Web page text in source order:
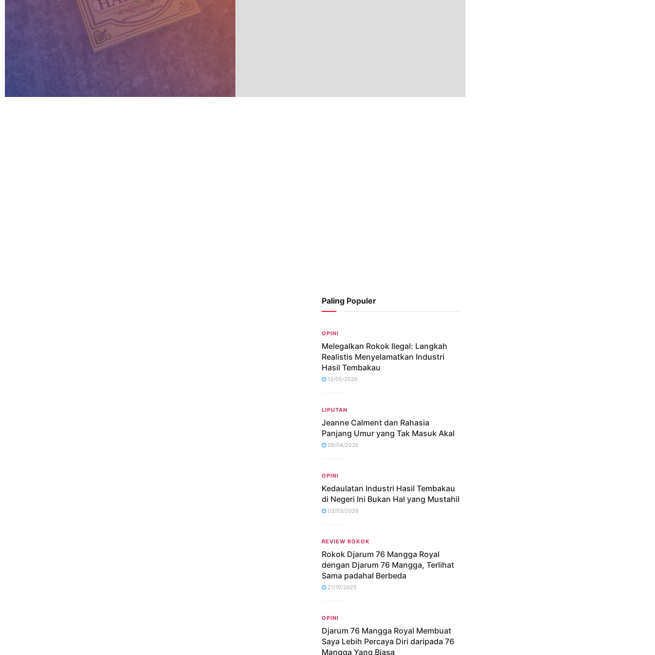
Paling Populer
OPINI
Melegalkan Rokok Ilegal: Langkah
Realistis Menyelamatkan Industri
Hasil Tembakau
13/05/2026
LIPUTAN
Jeanne Calment dan Rahasia
Panjang Umur yang Tak Masuk Akal
09/04/2026
OPINI
Kedaulatan Industri Hasil Tembakau
di Negeri Ini Bukan Hal yang Mustahil
03/03/2026
REVIEW ROKOK
Rokok Djarum 76 Mangga Royal
dengan Djarum 76 Mangga, Terlihat
Sama padahal Berbeda
21/10/2025
OPINI
Djarum 76 Mangga Royal Membuat
Saya Lebih Percaya Diri daripada 76
Mangga Yang Biasa